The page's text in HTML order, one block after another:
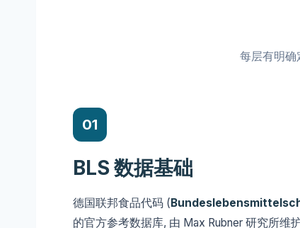
每层有明确
01
BLS 数据基础
德国联邦食品代码 (
的官方参考数据库, 由 Max Rubner 研究所维